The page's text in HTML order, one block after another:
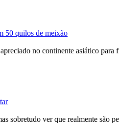
50 quilos de meixão
no continente asiático para
sobretudo ver que realmente são